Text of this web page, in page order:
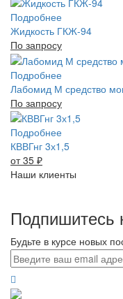
Подробнее
Жидкость ГКЖ-94
По запросу
Подробнее
Лабомид М средство
По запросу
Подробнее
КВВГнг 3х1,5
от 35 ₽
Наши клиенты
Подпишитесь
Будьте в курсе новых